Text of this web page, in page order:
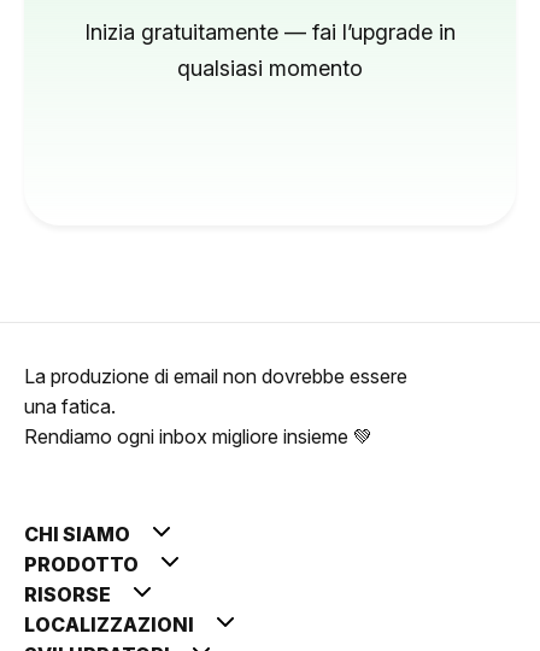
Inizia gratuitamente — fai l’upgrade in
qualsiasi momento
La produzione di email non dovrebbe essere
una fatica.
Rendiamo ogni inbox migliore insieme 💚
CHI SIAMO
PRODOTTO
RISORSE
LOCALIZZAZIONI